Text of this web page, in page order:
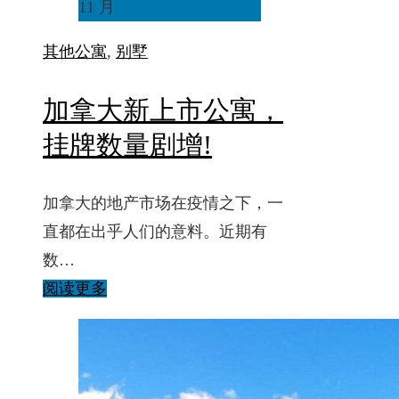
11 月
其他公寓, 别墅
加拿大新上市公寓，
挂牌数量剧增!
加拿大的地产市场在疫情之下，一
直都在出乎人们的意料。近期有
数…
阅读更多